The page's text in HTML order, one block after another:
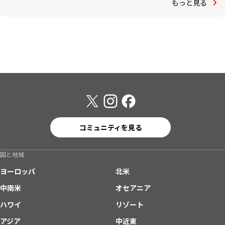
もっと見る
コミュニティを見る
国と地域
ヨーロッパ
北米
中南米
オセアニア
ハワイ
リゾート
アジア
中近東